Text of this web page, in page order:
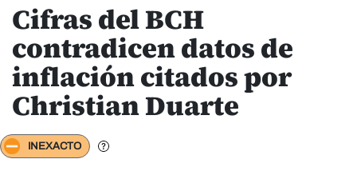
Cifras del BCH
contradicen datos de
inflación citados por
Christian Duarte
INEXACTO